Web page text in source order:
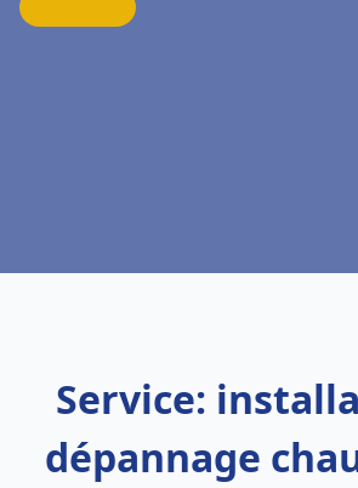
Service:
dépannage